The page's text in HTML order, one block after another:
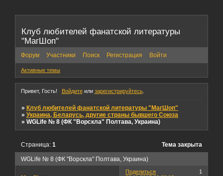
Клуб любителей фанатской литературы
"МагШоп"
Форум Участники Поиск Регистрация Войти
Активные темы
Привет, Гость! Войдитеили зарегистрируйтесь.
»Клуб любителей фанатской литературы "МагШоп"
»Украина, Беларусь, другие страны бывшего Союза
»WGLife № 8 (ФК "Ворскла" Полтава, Украина)
WGLife № 8 (ФК "Ворскла" Полтава, Украина)
Страница:1 Тема закрыта
Поделиться
1